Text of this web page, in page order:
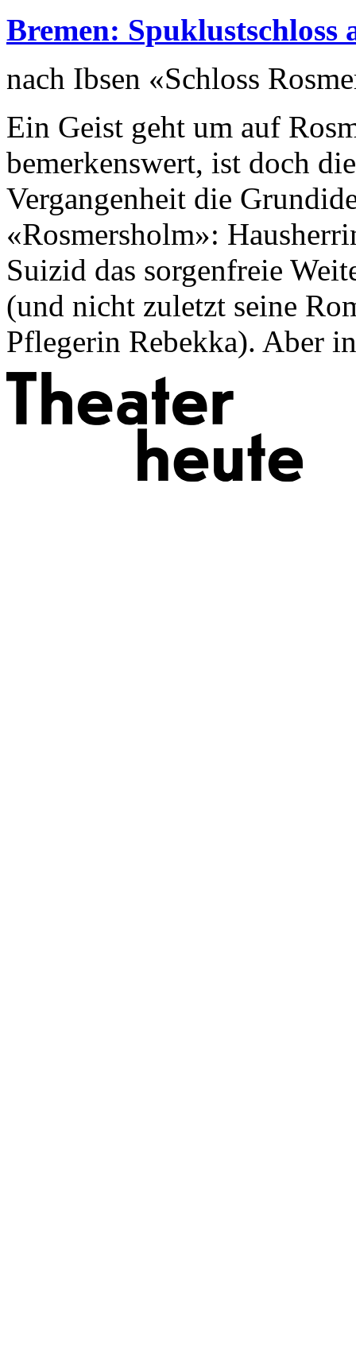
Bremen: Spuklustschloss
nach Ibsen «Schloss
Ein Geist geht um auf
bemerkenswert, ist doch
Vergangenheit die
«Rosmersholm»:
Suizid das sorgenfreie
(und nicht zuletzt seine
Pflegerin Rebekka). Aber